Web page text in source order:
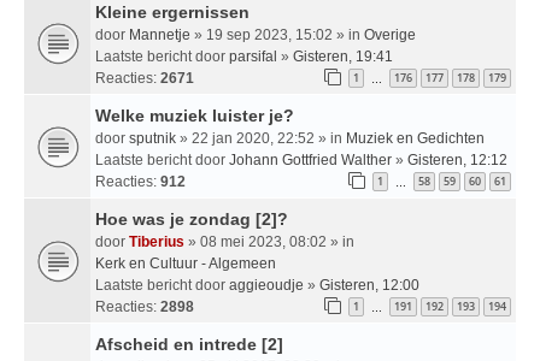
Kleine ergernissen
door Mannetje » 19 sep 2023, 15:02 » in Overige
Laatste bericht door parsifal » Gisteren, 19:41
Reacties: 2671 1 … 176 177 178 179
Welke muziek luister je?
door sputnik » 22 jan 2020, 22:52 » in Muziek en Gedichten
Laatste bericht door Johann Gottfried Walther » Gisteren, 12:12
Reacties: 912 1 … 58 59 60 61
Hoe was je zondag [2]?
door Tiberius » 08 mei 2023, 08:02 » in
Kerk en Cultuur - Algemeen
Laatste bericht door aggieoudje » Gisteren, 12:00
Reacties: 2898 1 … 191 192 193 194
Afscheid en intrede [2]